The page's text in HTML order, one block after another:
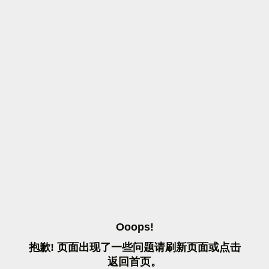
OOOPS!
抱歉! 页面出现了一些问题请刷 新页面或点击
返 回首页。